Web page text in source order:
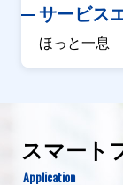
サービス
ほっと一息
スマート
Application